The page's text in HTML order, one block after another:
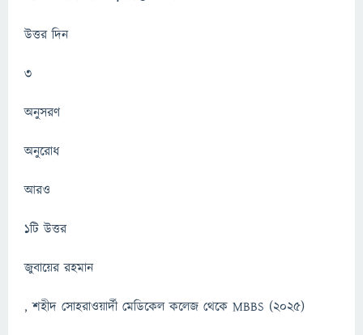
উত্তর দিন
3
অনুসরণ
অনুরোধ
আরও
1টি উত্তর
জুবায়ের রহমান
, শহীদ সোহরাওয়ার্দী মেডিকেল কলেজ থেকে MBBS (2025)